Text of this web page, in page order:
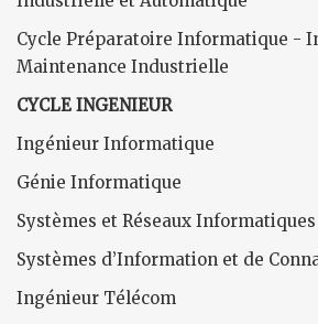
Cycle Préparatoire Informatique -
Maintenance Industrielle
CYCLE INGENIEUR
Ingénieur Informatique
Génie Informatique
Systèmes et Réseaux Informatiques
Systèmes d’Information et de
Ingénieur Télécom